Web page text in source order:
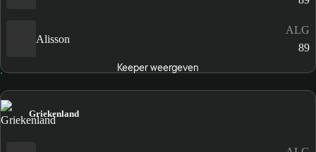
Alisson
ALG
89
Keeper weergeven
Griekenland